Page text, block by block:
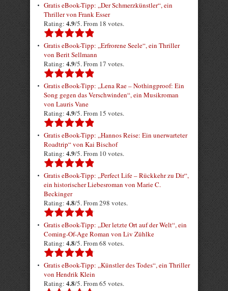
Gratis eBook-Tipp: „Der Schmerzkünstler“, ein
Thriller von Frank Esser
Rating: 4.9/5. From 18 votes.
Gratis eBook-Tipp: „Erfrorene Seele“, ein Thriller
von Berit Sellmann
Rating: 4.9/5. From 17 votes.
Gratis eBook-Tipp: „Lena Rae – Nothingproof: Ein
Song gegen das Verschwinden“, ein Musikroman
von Lauris Vane
Rating: 4.9/5. From 15 votes.
Gratis eBook-Tipp: „Hannos Reise: Ein unerwarteter
Roadtrip“ von Kai Bischof
Rating: 4.9/5. From 10 votes.
Gratis eBook-Tipp: „Perfect Life – Rückkehr zu Dir“,
ein historischer Liebesroman von Marie C.
Beckinger
Rating: 4.8/5. From 298 votes.
Gratis eBook-Tipp: „Der letzte Ort auf der Welt“, ein
Coming-Of-Age Roman von Liv Zühlke
Rating: 4.8/5. From 68 votes.
Gratis eBook-Tipp: „Künstler des Todes“, ein Thriller
von Hendrik Klein
Rating: 4.8/5. From 65 votes.